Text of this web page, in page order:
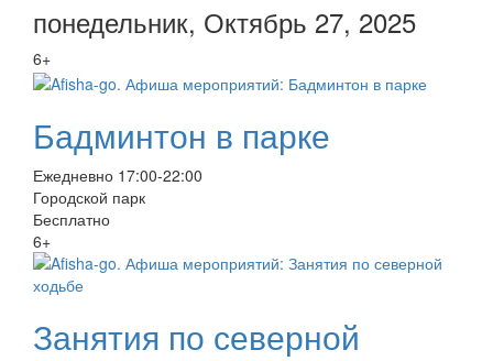
понедельник, Октябрь 27, 2025
6+
Бадминтон в парке
Ежедневно 17:00-22:00
Городской парк
Бесплатно
6+
Занятия по северной